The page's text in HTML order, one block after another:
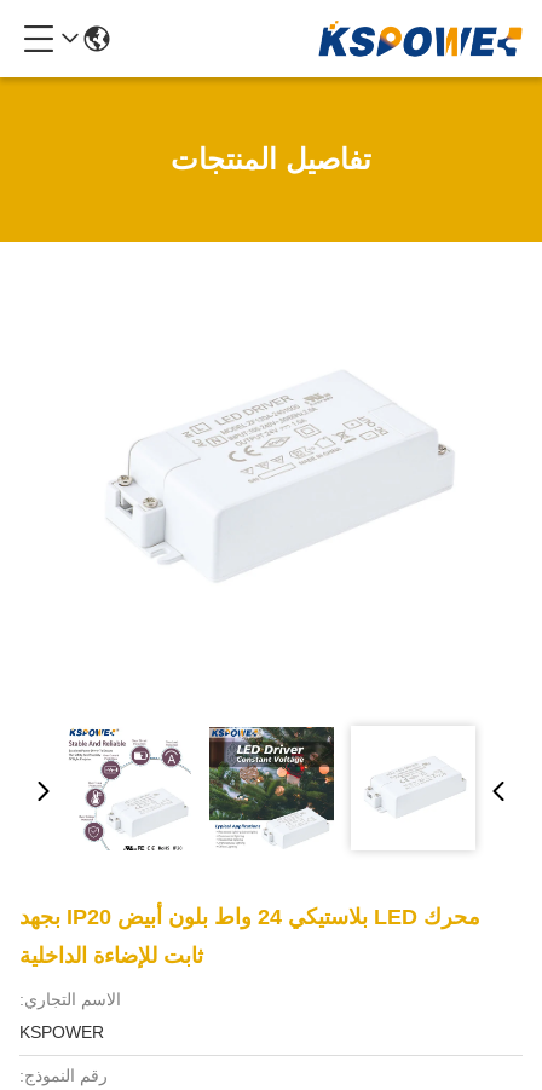
تفاصيل المنتجات
محرك LED بلاستيكي 24 واط بلون أبيض IP20 بجهد
ثابت للإضاءة الداخلية
الاسم التجاري:
KSPOWER
رقم النموذج: